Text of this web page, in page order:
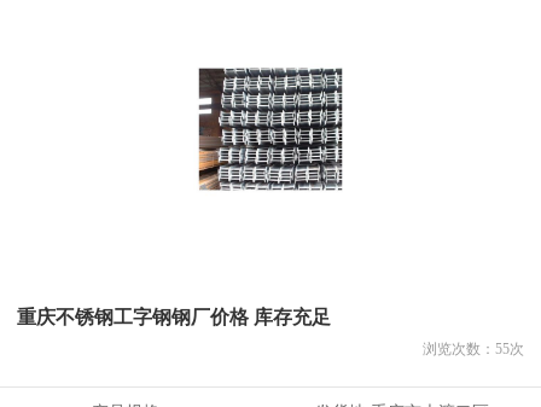
重庆不锈钢工字钢钢厂价格 库存充足
浏览次数： 55次